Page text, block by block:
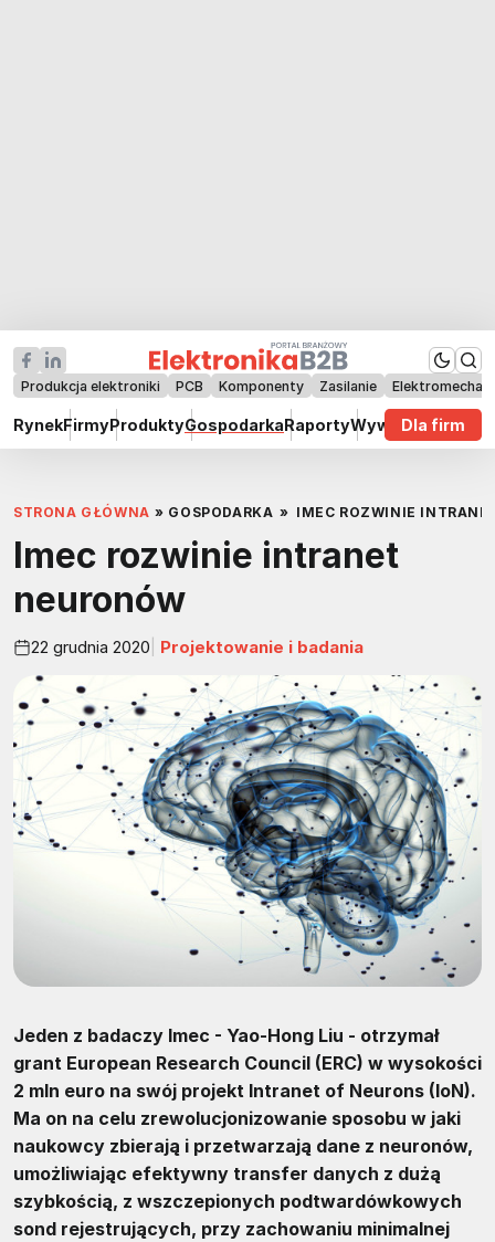
Produkcja elektroniki PCB Komponenty Zasilanie
RynekFirmyProduktyGospodarkaRaportyWywiadyDla firm
STRONA GŁÓWNA » GOSPODARKA » IMEC ROZWINIE
Imec rozwinie intranet
neuronów
22 grudnia 2020 Projektowanie i badania
Jeden z badaczy Imec - Yao-Hong Liu - otrzymał
grant European Research Council (ERC) w wysokości
2 mln euro na swój projekt Intranet of Neurons (IoN).
Ma on na celu zrewolucjonizowanie sposobu w jaki
naukowcy zbierają i przetwarzają dane z neuronów,
umożliwiając efektywny transfer danych z dużą
szybkością, z wszczepionych podtwardówkowych
sond rejestrujących, przy zachowaniu minimalnej